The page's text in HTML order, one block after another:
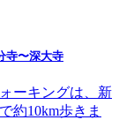
寺〜深大寺
ーキングは、新
約10km歩きま